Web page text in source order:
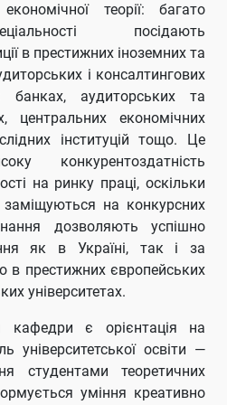
теорії: багато
посідають
в престижних іноземних та
і консалтингових
банках, аудиторських та
центральних економічних
інституцій тощо. Це
конкурентоздатність
на ринку праці, оскільки
на конкурсних
дозволяють успішно
як в Україні, так і за
престижних європейських
університетах.
кафедри є орієнтація на
університетської освіти —
студентами теоретичних
уміння креативно